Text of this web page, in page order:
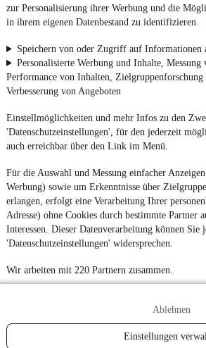
zur Personalisierung ihrer Werbung und die
in ihrem eigenen Datenbestand zu identifizieren.
Speichern von oder Zugriff auf Informationen
Personalisierte Werbung und Inhalte, Messung
Performance von Inhalten,
Verbesserung von Angeboten
Einstellmöglichkeiten und mehr Infos zu den
'Datenschutzeinstellungen', für den jederzeit
auch erreichbar über den Link im Menü.
Für die Auswahl und Messung einfacher
Werbung) sowie um Erkenntnisse über
erlangen, erfolgt eine Verarbeitung Ihrer
Adresse) ohne Cookies durch bestimmte Partner
Interessen. Dieser Datenverarbeitung können Sie
'Datenschutzeinstellungen' widersprechen.
Wir arbeiten mit 220 Partnern zusammen.
Ablehnen
Einstellungen
4.6 Sterne
Nutze mobile.de schnell und einfach
Impressum
AGB
Vertrag widerrufen
Datenschutzeinstellungen
Erklärung zur Barrierefreiheit
Report Security Vulnerability (English)
Fahrzeuge gibt es bei